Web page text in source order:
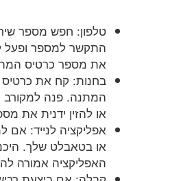
טלפון: חפש מספר
התקשר למספר ופעל
את מספר כרטיס המתנה
בחנות: קח את
המתנה. פנה למקורב
או להזין ידנית את
אפליקציה לנייד: אם
או בטאבלט שלך.
האפליקציה אמורה